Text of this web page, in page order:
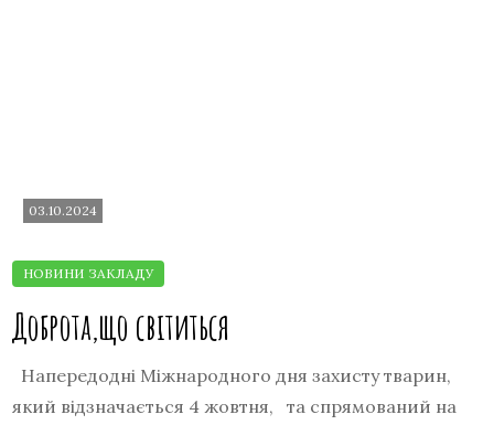
03.10.2024
Доброта,що світиться
Напередодні Міжнародного дня захисту тварин,
який відзначається 4 жовтня, та спрямований на